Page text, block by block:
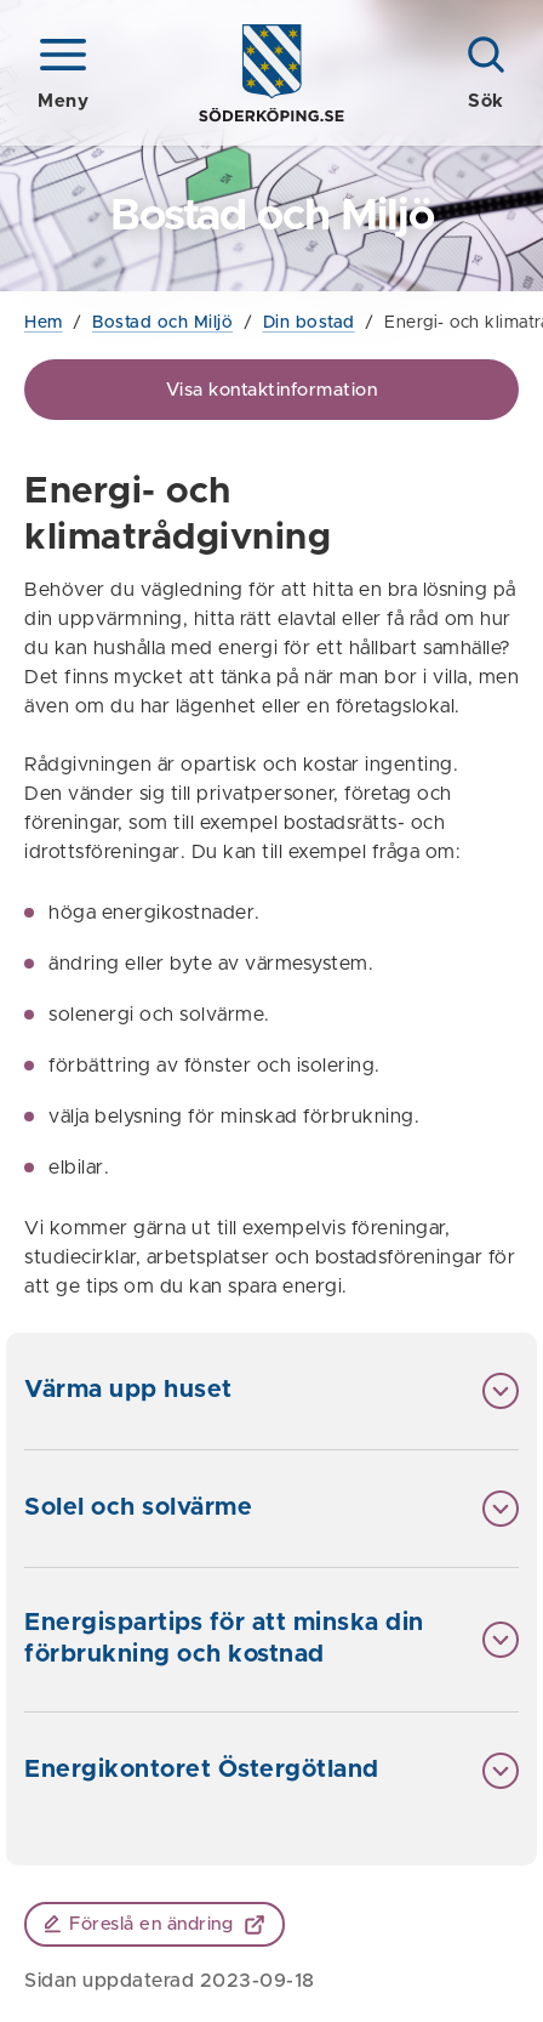
Meny Sök
Bostad och Miljö
Hem / Bostad och Miljö / Din bostad / Energi- och
Visa kontaktinformation
Energi- och
klimatrådgivning
Behöver du vägledning för att hitta en bra lösning på
din uppvärmning, hitta rätt elavtal eller få råd om hur
du kan hushålla med energi för ett hållbart samhälle?
Det finns mycket att tänka på när man bor i villa, men
även om du har lägenhet eller en företagslokal.
Rådgivningen är opartisk och kostar ingenting.
Den vänder sig till privatpersoner, företag och
föreningar, som till exempel bostadsrätts- och
idrottsföreningar. Du kan till exempel fråga om:
höga energikostnader.
ändring eller byte av värmesystem.
solenergi och solvärme.
förbättring av fönster och isolering.
välja belysning för minskad förbrukning.
elbilar.
Vi kommer gärna ut till exempelvis föreningar,
studiecirklar, arbetsplatser och bostadsföreningar för
att ge tips om du kan spara energi.
Värma upp huset
Solel och solvärme
Energispartips för att minska din
förbrukning och kostnad
Energikontoret Östergötland
Föreslå en ändring
Sidan uppdaterad 2023-09-18